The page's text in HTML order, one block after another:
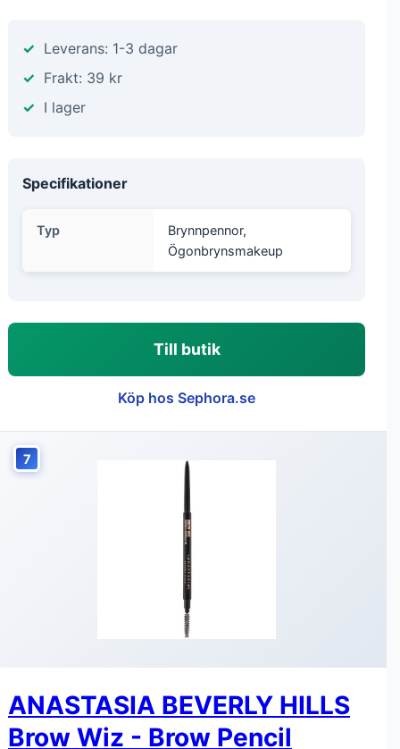
Leverans: 1-3 dagar
Frakt: 39 kr
I lager
Specifikationer
Typ
Brynnpennor,
Ögonbrynsmakeup
Till butik
Köp hos Sephora.se
7
ANASTASIA BEVERLY HILLS
Brow Wiz - Brow Pencil